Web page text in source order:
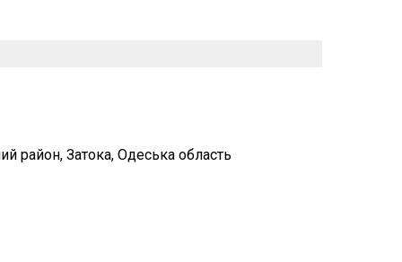
район, Затока, Одеська область